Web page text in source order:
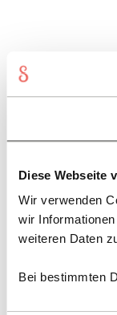
Diese Webseite
Wir verwenden
wir
weiteren Daten
Bei bestimmten